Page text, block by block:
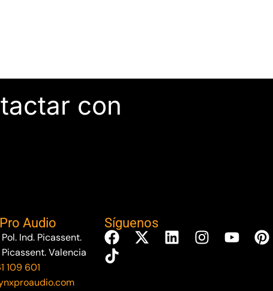
con
Audio
Pol. Ind. Picassent.
Valencia
109 601
Síguenos